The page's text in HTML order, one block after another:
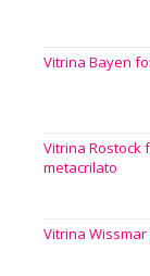
Vitrina Bayen
Vitrina Rostock
metacrilato
Vitrina